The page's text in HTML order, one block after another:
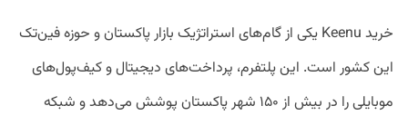
خرید Keenu یکی از گام‌های استراتژیک بازار پاکستان و حوزه فین‌تک
این کشور است. این پلتفرم، پرداخت‌های دیجیتال و کیف‌پول‌های
موبایلی را در بیش از ۱۵۰ شهر پاکستان پوشش می‌دهد و شبکه